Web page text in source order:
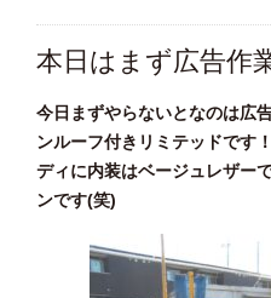
本日はまず広告作
今日まずやらないとなのは広
ンルーフ付きリミテッドです
ディに内装はベージュレザー
ンです(笑)